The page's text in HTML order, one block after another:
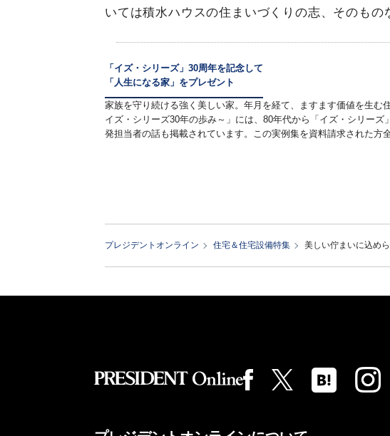
いては積水ハウスの住まいづくりの志、そのもの
「イズ・シリーズ」30周年を記念して
「人生になる家」をプレゼント
家族を守り続ける強く美しい家。年月を経て、ますます価値を生む
イズ・シリーズ30年の歩み～」には、80年代から「イズ・シリーズ
発担当者の話も掲載されています。この実例集を資料請求された方
プレジデントオンライン 住宅＆住宅設備特集 美しい佇まいに込め